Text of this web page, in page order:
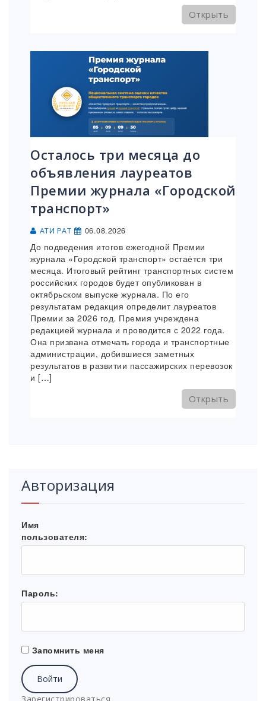
Открыть
Осталось три месяца до
объявления лауреатов
Премии журнала «Городской
транспорт»
АТИ РАТ 06.08.2026
До подведения итогов ежегодной Премии
журнала «Городской транспорт» остаётся три
месяца. Итоговый рейтинг транспортных систем
российских городов будет опубликован в
октябрьском выпуске журнала. По его
результатам редакция определит лауреатов
Премии за 2026 год. Премия учреждена
редакцией журнала и проводится с 2022 года.
Она призвана отмечать города и транспортные
администрации, добившиеся заметных
результатов в развитии пассажирских перевозок
и […]
Открыть
Авторизация
Имя
пользователя:
Пароль:
Запомнить меня
Войти